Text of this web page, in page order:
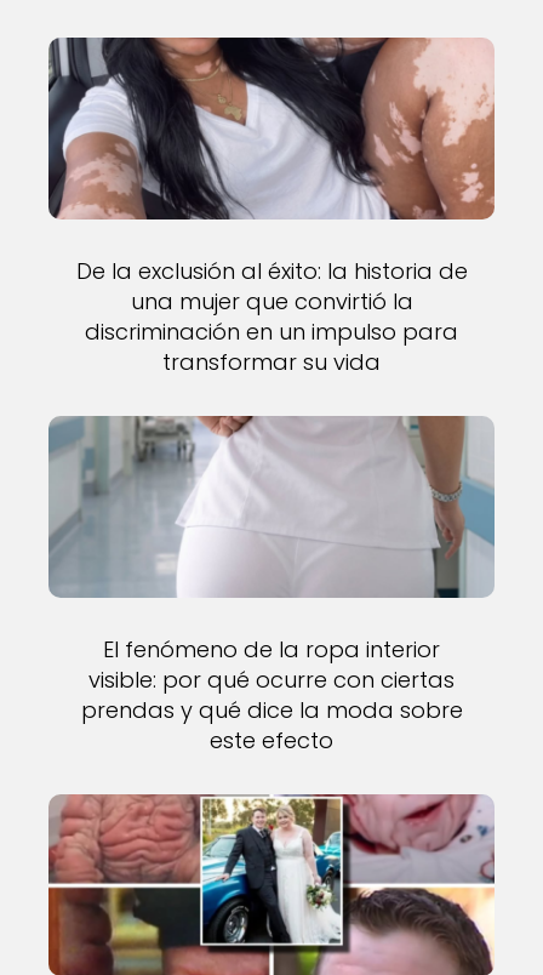
De la exclusión al éxito: la historia de
una mujer que convirtió la
discriminación en un impulso para
transformar su vida
El fenómeno de la ropa interior
visible: por qué ocurre con ciertas
prendas y qué dice la moda sobre
este efecto